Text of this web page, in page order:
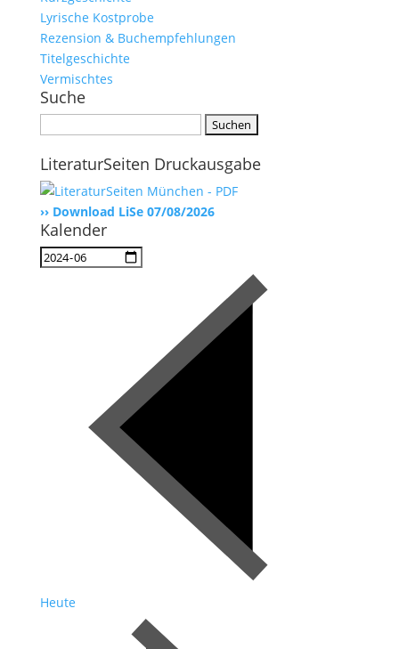
Lyrische Kostprobe
Rezension & Buchempfehlungen
Titelgeschichte
Vermischtes
Suche
LiteraturSeiten Druckausgabe
›› Download LiSe 07/08/2026
Kalender
Heute